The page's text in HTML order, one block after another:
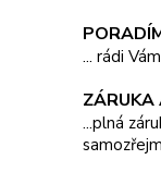
... rádi
ZÁRUKA
...plná